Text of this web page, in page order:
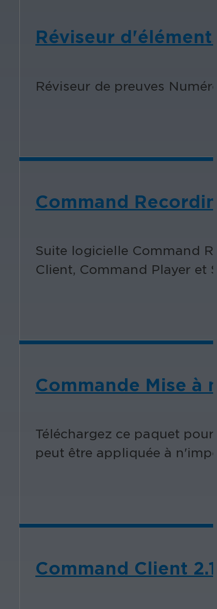
Réviseur
Réviseur de preuves
Command
Suite logicielle Command
Client, Command Player et
Commande Mise à
Téléchargez ce paquet
peut être appliquée à
Command Client